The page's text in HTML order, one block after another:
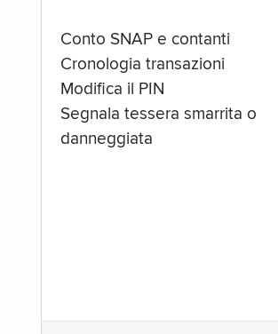
Conto SNAP e contanti
Cronologia transazioni
Modifica il PIN
Segnala tessera smarrita o
danneggiata